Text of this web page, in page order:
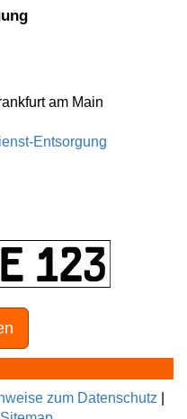
am Main
Entsorgung
zum Datenschutz